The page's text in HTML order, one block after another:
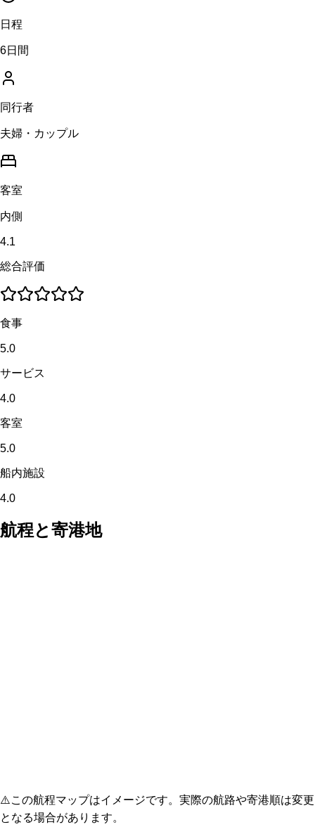
日程
6日間
同行者
夫婦・カップル
客室
内側
4.1
総合評価
食事
5.0
サービス
4.0
客室
5.0
船内施設
4.0
航程と寄港地
⚠️この航程マップはイメージです。実際の航路や寄港順は変更
となる場合があります。